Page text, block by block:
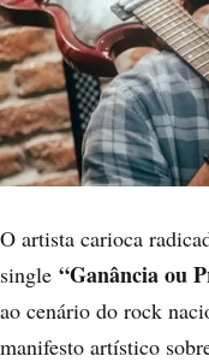
O artista carioca
single “Ganância ou
ao cenário do rock
manifesto artístico